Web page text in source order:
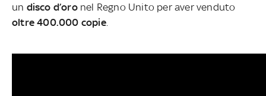
un disco d’oronel Regno Unito per aver venduto
oltre 400.000 copie.